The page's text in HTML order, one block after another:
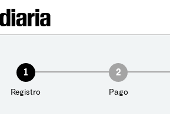
1
Registro
2
Pago